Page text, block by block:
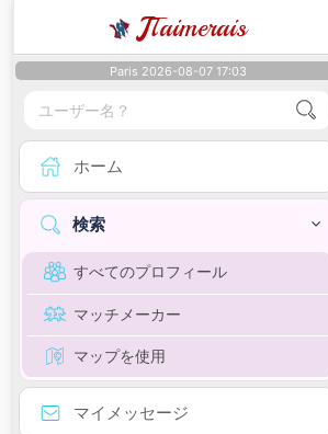
JTaimerais
Paris 2026-08-07 17:03
ホーム
検索
すべてのプロフィール
マッチメーカー
マップを使用
マイメッセージ